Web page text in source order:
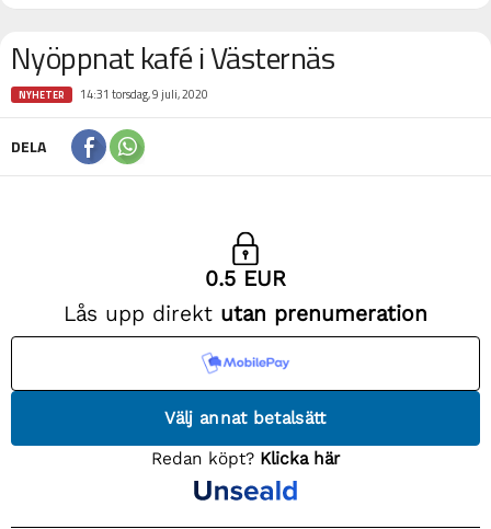
Nyöppnat kafé i Västernäs
NYHETER 14:31 torsdag, 9 juli, 2020
DELA